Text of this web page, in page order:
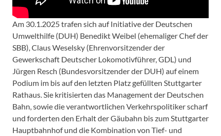
Am 30.1.2025 trafen sich auf Initiative der Deutschen
Umwelthilfe (DUH) Benedikt Weibel (ehemaliger Chef der
SBB), Claus Weselsky (Ehrenvorsitzender der
Gewerkschaft Deutscher Lokomotivführer, GDL) und
Jürgen Resch (Bundesvorsitzender der DUH) auf einem
Podium im bis auf den letzten Platz gefüllten Stuttgarter
Rathaus. Sie kritisierten das Management der Deutschen
Bahn, sowie die verantwortlichen Verkehrspolitiker scharf
und forderten den Erhalt der Gäubahn bis zum Stuttgarter
Hauptbahnhof und die Kombination von Tief- und